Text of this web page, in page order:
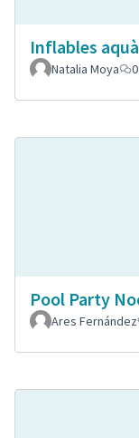
Inflables
Natalia Moya 0
Pool Party
Ares Fernández